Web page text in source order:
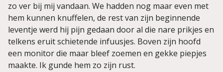
zo ver bij mij vandaan. We hadden nog maar even met
hem kunnen knuffelen, de rest van zijn beginnende
leventje werd hij pijn gedaan door al die nare prikjes en
telkens eruit schietende infuusjes. Boven zijn hoofd
een monitor die maar bleef zoemen en gekke piepjes
maakte. Ik gunde hem zo zijn rust.